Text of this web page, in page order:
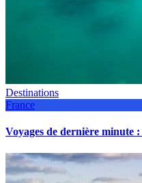
Destinations
France
Voyages de dernière minute